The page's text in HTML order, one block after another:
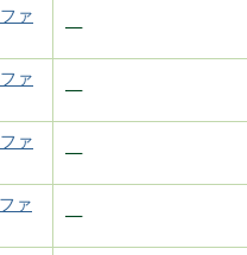
ァ
―
ァ
―
ァ
―
ァ
―